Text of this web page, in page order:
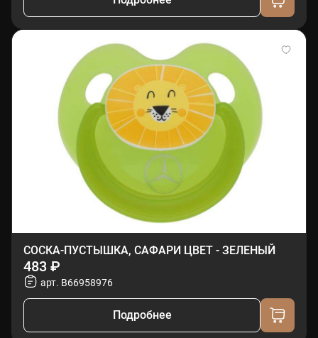
СОСКА-ПУСТЫШКА, САФАРИ ЦВЕТ - ЗЕЛЕНЫЙ
483 ₽
арт. B66958976
Подробнее